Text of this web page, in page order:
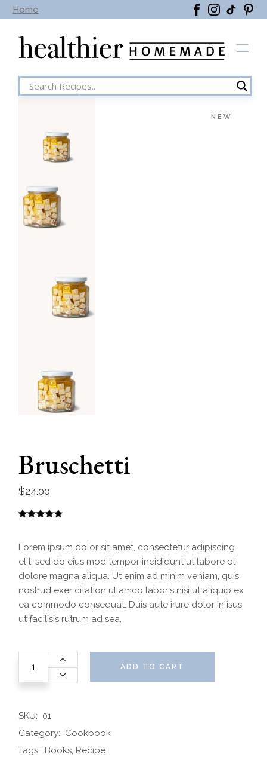
Home
Home Bruschetti
NEW
Bruschetti
$24.00
Lorem ipsum dolor sit amet, consectetur adipiscing
elit, sed do eius mod tempor incididunt ut labore et
dolore magna aliqua. Ut enim ad minim veniam, quis
nostrud exer citation ullamco laboris nisi ut aliquip ex
ea commodo consequat. Duis aute irure dolor in isus
ut facilisis rutrum ad sea.
ADD TO CART
SKU: 01
Category: Cookbook
Tags: Books, Recipe